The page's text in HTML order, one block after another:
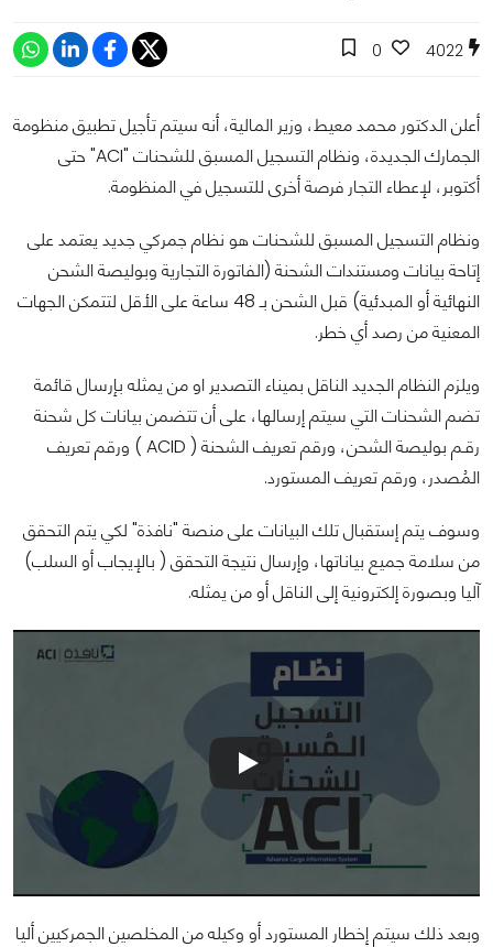
4022
0
أعلن الدكتور محمد معيط، وزير المالية، أنه سيتم تأجيل تطبيق منظومة
الجمارك الجديدة، ونظام التسجيل المسبق للشحنات "ACI" حتى
أكتوبر، لإعطاء التجار فرصة أخرى للتسجيل في المنظومة.
ونظام التسجيل المسبق للشحنات هو نظام جمركي جديد يعتمد على
إتاحة بيانات ومستندات الشحنة (الفاتورة التجارية وبوليصة الشحن
النهائية أو المبدئية) قبل الشحن بـ 48 ساعة على الأقل لتتمكن الجهات
المعنية من رصد أي خطر.
ويلزم النظام الجديد الناقل بميناء التصدير او من يمثله بإرسال قائمة
تضم الشحنات التي سيتم إرسالها، على أن تتضمن بيانات كل شحنة
رقـم بوليصة الشحن، ورقم تعريف الشحنة ( ACID ) ورقم تعريف
المُصدر، ورقم تعريف المستورد.
وسوف يتم إستقبال تلك البيانات على منصة "نافذة" لكي يتم التحقق
من سلامة جميع بياناتها، وإرسال نتيجة التحقق ( بالإيجاب أو السلب)
آليا وبصورة إلكترونية إلى الناقل أو من يمثله.
وبعد ذلك سيتم إخطار المستورد أو وكيله من المخلصين الجمركيين أليا